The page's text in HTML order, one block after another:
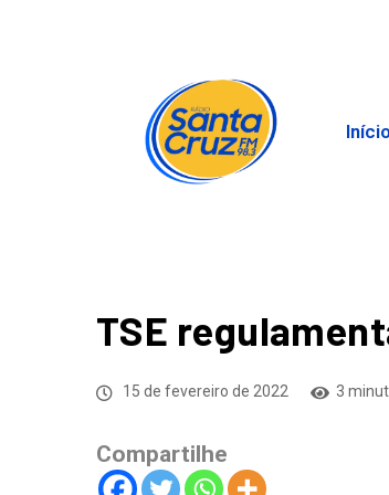
TSE
15 de fevereiro de 2022 3
Compartilhe